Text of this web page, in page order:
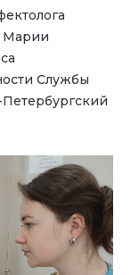
Марии
Службы